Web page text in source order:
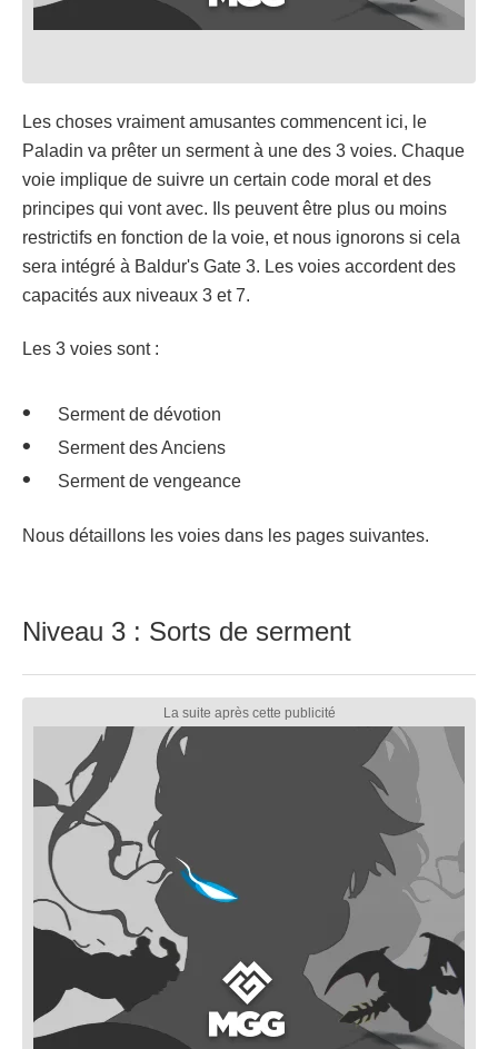
Les choses vraiment amusantes commencent ici, le
Paladin va prêter un serment à une des 3 voies. Chaque
voie implique de suivre un certain code moral et des
principes qui vont avec. Ils peuvent être plus ou moins
restrictifs en fonction de la voie, et nous ignorons si cela
sera intégré à Baldur's Gate 3. Les voies accordent des
capacités aux niveaux 3 et 7.
Les 3 voies sont :
Serment de dévotion
Serment des Anciens
Serment de vengeance
Nous détaillons les voies dans les pages suivantes.
Niveau 3 : Sorts de serment